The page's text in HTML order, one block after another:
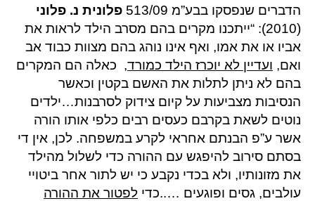
הדברים שנפסקו בבע”מ 513/09
פלונית נ. פלוני
(2010): “ייתכנו מקרים בהם מסרב הילד לראות את
אביו או את אמו, ואף אינו נוהג בהם מצוות כבוד אב
ואם, ועדיין לא יוכרז הילד כמורד, כאלה הם המקרים
בהם לא ניתן לתלות את האשם בקטין וכאשר
הנסיבות מצביעות על קיום צידוק לסרבנות…ילדים
נוטים לשאת בקרבם כעסים רבים כלפי אותו הורה
אשר ע”פ הבנתם אחראי לקרע במשפחה. לכן, אין די
בסתם סירוב להיפגש עם ההורה כדי לשלול מהילד
את מזונותיו, ולא בכדי נקבע כי יש לתור אחר ביטויי
עולבים, גסים ופוגעים …..כדי לפטור את ההורה